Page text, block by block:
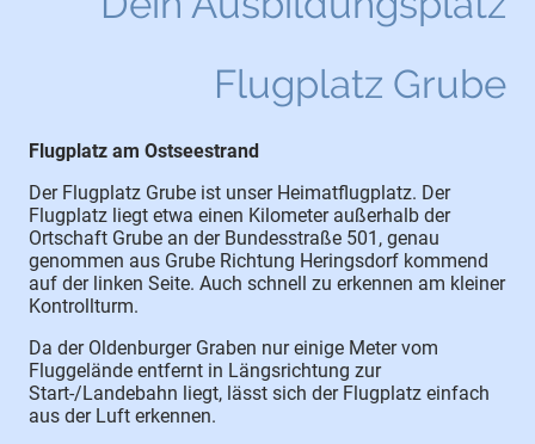
Flugplatz Grube
Flugplatz am Ostseestrand
Der Flugplatz Grube ist unser Heimatflugplatz. Der
Flugplatz liegt etwa einen Kilometer außerhalb der
Ortschaft Grube an der Bundesstraße 501, genau
genommen aus Grube Richtung Heringsdorf kommend
auf der linken Seite. Auch schnell zu erkennen am kleiner
Kontrollturm.
Da der Oldenburger Graben nur einige Meter vom
Fluggelände entfernt in Längsrichtung zur
Start-/Landebahn liegt, lässt sich der Flugplatz einfach
aus der Luft erkennen.